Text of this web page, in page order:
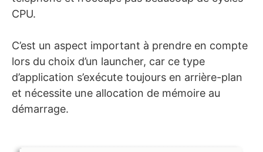
CPU.
C’est un aspect important à prendre en compte
lors du choix d’un launcher, car ce type
d’application s’exécute toujours en arrière-plan
et nécessite une allocation de mémoire au
démarrage.